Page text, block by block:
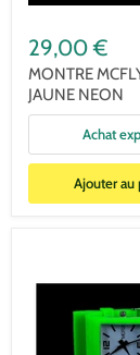
29,00 €
MONTRE
JAUNE NEON
Achat
Ajouter au